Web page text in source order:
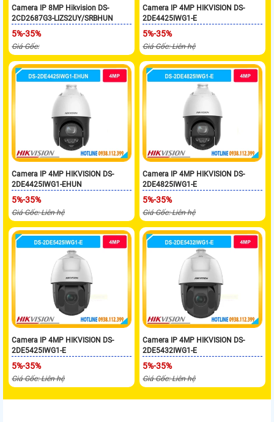
Camera IP 8MP Hikvision DS-
2CD2687G3-LIZS2UY/SRBHUN
5%-35%
Giá Gốc:
Camera IP 4MP HIKVISION DS-
2DE4425IWG1-E
5%-35%
Giá Gốc: Liên hệ
Camera IP 4MP HIKVISION DS-
2DE4425IWG1-EHUN
5%-35%
Giá Gốc: Liên hệ
Camera IP 4MP HIKVISION DS-
2DE4825IWG1-E
5%-35%
Giá Gốc: Liên hệ
Camera IP 4MP HIKVISION DS-
2DE5425IWG1-E
5%-35%
Giá Gốc: Liên hệ
Camera IP 4MP HIKVISION DS-
2DE5432IWG1-E
5%-35%
Giá Gốc: Liên hệ